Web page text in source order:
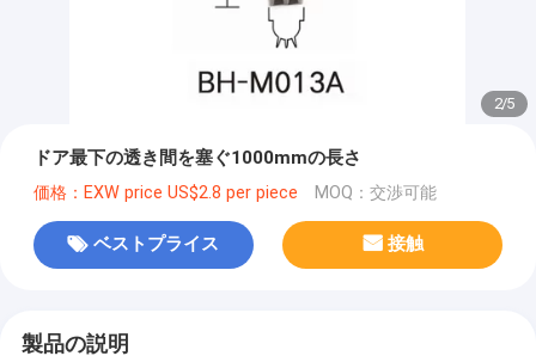
2/5
ドア最下の透き間を塞ぐ1000mmの長さ
価格：EXW price US$2.8 per piece MOQ：交渉可能
ベストプライス 接触
製品の説明